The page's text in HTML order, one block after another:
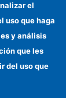
el
uso que haga
y análisis
que les
del uso que